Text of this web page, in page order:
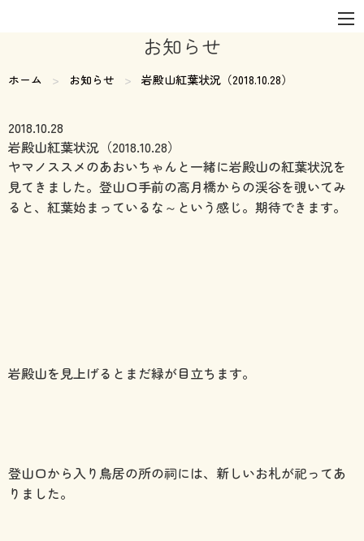
お知らせ
ホーム お知らせ 現在のページ:
岩殿山紅葉状況（2018.10.28）
2018.10.28
岩殿山紅葉状況（2018.10.28）
ヤマノススメのあおいちゃんと一緒に岩殿山の紅葉状況を
見てきました。登山口手前の高月橋からの渓谷を覗いてみ
ると、紅葉始まっているな～という感じ。期待できます。
岩殿山を見上げるとまだ緑が目立ちます。
登山口から入り鳥居の所の祠には、新しいお札が祀ってあ
りました。